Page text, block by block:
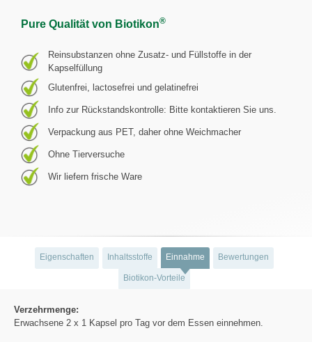
Pure Qualität von Biotikon®
Reinsubstanzen ohne Zusatz- und Füllstoffe in der
Kapselfüllung
Glutenfrei, lactosefrei und gelatinefrei
Info zur Rückstandskontrolle: Bitte kontaktieren Sie uns.
Verpackung aus PET, daher ohne Weichmacher
Ohne Tierversuche
Wir liefern frische Ware
Eigenschaften Inhaltsstoffe Einnahme Bewertungen
Biotikon-Vorteile
Verzehrmenge:
Erwachsene 2 x 1 Kapsel pro Tag vor dem Essen einnehmen.